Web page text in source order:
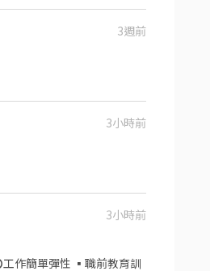
3週前
3小時前
3小時前